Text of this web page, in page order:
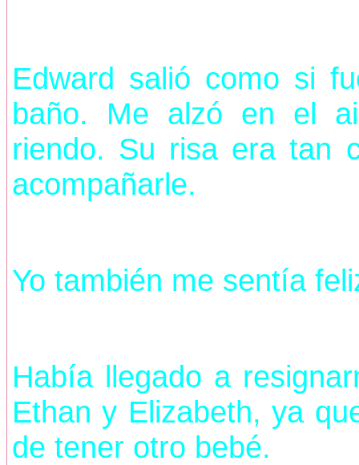
Edward salió como si
baño. Me alzó en el
riendo. Su risa era tan
acompañarle.
Yo también me sentía
Había llegado a
Ethan y Elizabeth, ya
de tener otro bebé.